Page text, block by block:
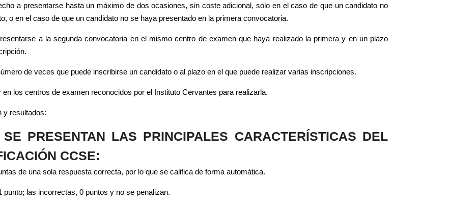
a presentarse hasta un máximo de dos ocasiones, sin coste adicional, solo en el caso de que un candidato no
o en el caso de que un candidato no se haya presentado en la primera convocatoria.
a la segunda convocatoria en el mismo centro de examen que haya realizado la primera y en un plazo
de veces que puede inscribirse un candidato o al plazo en el que puede realizar varias inscripciones.
los centros de examen reconocidos por el Instituto Cervantes para realizarla.
y resultados:
PRESENTAN LAS PRINCIPALES CARACTERÍSTICAS DEL
CCSE:
de una sola respuesta correcta, por lo que se califica de forma automática.
las incorrectas, 0 puntos y no se penalizan.